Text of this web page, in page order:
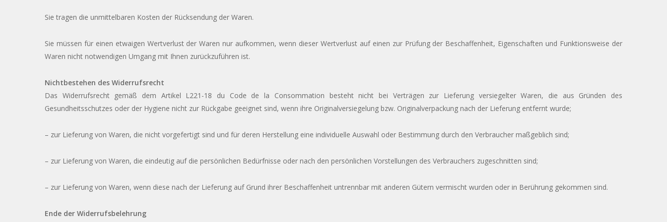
Sie tragen die unmittelbaren Kosten der Rücksendung der Waren.
Sie müssen für einen etwaigen Wertverlust der Waren nur aufkommen, wenn dieser Wertverlust auf einen zur Prüfung der Beschaffenheit, Eigenschaften und Funktionsweise der
Waren nicht notwendigen Umgang mit Ihnen zurückzuführen ist.
Nichtbestehen des Widerrufsrecht
Das Widerrufsrecht gemäß dem Artikel L221-18 du Code de la Consommation besteht nicht bei Verträgen zur Lieferung versiegelter Waren, die aus Gründen des
Gesundheitsschutzes oder der Hygiene nicht zur Rückgabe geeignet sind, wenn ihre Originalversiegelung bzw. Originalverpackung nach der Lieferung entfernt wurde;
– zur Lieferung von Waren, die nicht vorgefertigt sind und für deren Herstellung eine individuelle Auswahl oder Bestimmung durch den Verbraucher maßgeblich sind;
– zur Lieferung von Waren, die eindeutig auf die persönlichen Bedürfnisse oder nach den persönlichen Vorstellungen des Verbrauchers zugeschnitten sind;
– zur Lieferung von Waren, wenn diese nach der Lieferung auf Grund ihrer Beschaffenheit untrennbar mit anderen Gütern vermischt wurden oder in Berührung gekommen sind.
Ende der Widerrufsbelehrung